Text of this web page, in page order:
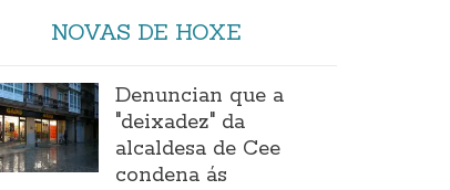
NOVAS DE HOXE
Denuncian que a
"deixadez" da
alcaldesa de Cee
condena ás